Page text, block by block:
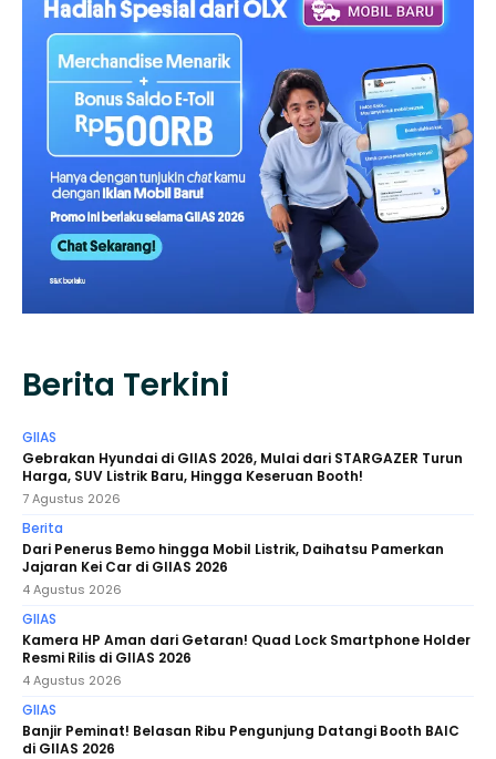
Berita Terkini
GIIAS
Gebrakan Hyundai di GIIAS 2026, Mulai dari STARGAZER Turun
Harga, SUV Listrik Baru, Hingga Keseruan Booth!
7 Agustus 2026
Berita
Dari Penerus Bemo hingga Mobil Listrik, Daihatsu Pamerkan
Jajaran Kei Car di GIIAS 2026
4 Agustus 2026
GIIAS
Kamera HP Aman dari Getaran! Quad Lock Smartphone Holder
Resmi Rilis di GIIAS 2026
4 Agustus 2026
GIIAS
Banjir Peminat! Belasan Ribu Pengunjung Datangi Booth BAIC
di GIIAS 2026